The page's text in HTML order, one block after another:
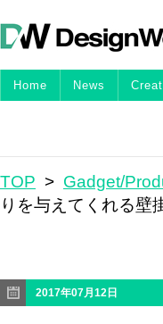
Home News
TOP > Gadget/
りを与えてくれる壁
2017年07月12日